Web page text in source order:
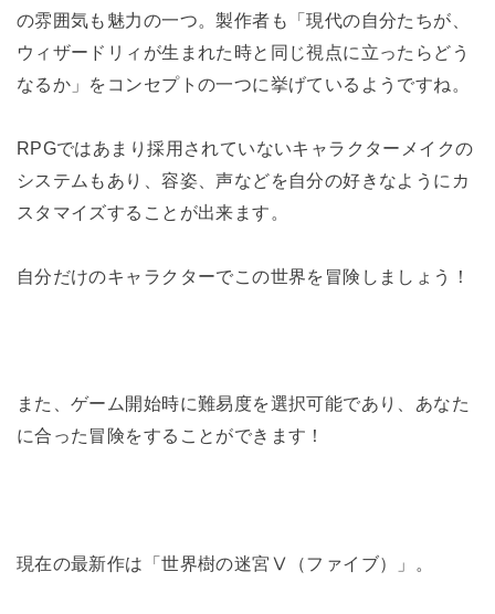
の雰囲気も魅力の一つ。製作者も「現代の自分たちが、
ウィザードリィが生まれた時と同じ視点に立ったらどう
なるか」をコンセプトの一つに挙げているようですね。
RPGではあまり採用されていないキャラクターメイクの
システムもあり、容姿、声などを自分の好きなようにカ
スタマイズすることが出来ます。
自分だけのキャラクターでこの世界を冒険しましょう！
また、ゲーム開始時に難易度を選択可能であり、あなた
に合った冒険をすることができます！
現在の最新作は「世界樹の迷宮Ⅴ（ファイブ）」。